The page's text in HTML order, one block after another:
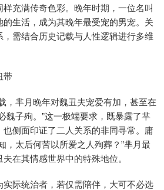
充满传奇色彩。晚年时期，一位名叫
生活，成为其晚年最受宠的男宠。关
需结合历史记载与人性逻辑进行多维
带
，芈月晚年对魏丑夫宠爱有加，甚至在
魏子殉。”这一极端要求，既暴露了芈
也侧面印证了二人关系的非同寻常。庸
，太后何苦以所爱之人殉葬？”芈月最
在其情感世界中的特殊地位。
实际统治者，若仅需陪伴，大可不必选